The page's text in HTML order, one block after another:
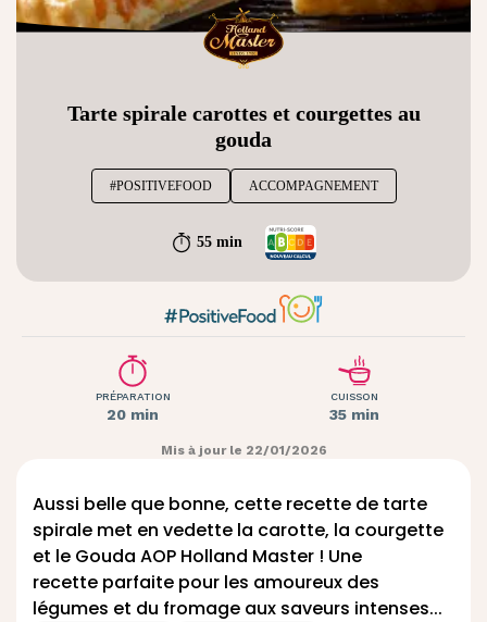
Tarte spirale carottes et courgettes au
gouda
#POSITIVEFOOD ACCOMPAGNEMENT
55 min
PRÉPARATION
20 min
CUISSON
35 min
Mis à jour le 22/01/2026
Aussi belle que bonne, cette recette de tarte
spirale met en vedette la carotte, la courgette
et le Gouda AOP Holland Master ! Une
recette parfaite pour les amoureux des
légumes et du fromage aux saveurs intenses...